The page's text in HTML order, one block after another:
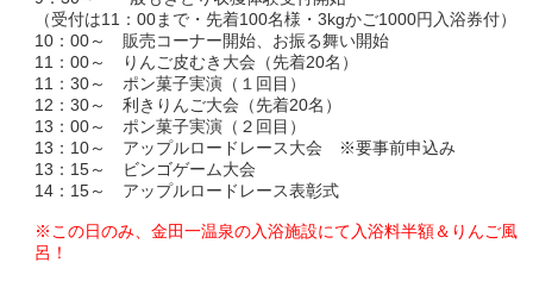
（受付は11：00まで・先着100名様・3kgかご1000円入浴券付）
10：00～ 販売コーナー開始、お振る舞い開始
11：00～ りんご皮むき大会（先着20名）
11：30～ ポン菓子実演（１回目）
12：30～ 利きりんご大会（先着20名）
13：00～ ポン菓子実演（２回目）
13：10～ アップルロードレース大会 ※要事前申込み
13：15～ ビンゴゲーム大会
14：15～ アップルロードレース表彰式
※この日のみ、金田一温泉の入浴施設にて入浴料半額＆りんご風
呂！